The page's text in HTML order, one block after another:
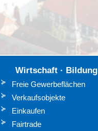
Wirtschaft · Bildung
Freie Gewerbeflächen
Verkaufsobjekte
Einkaufen
Fairtrade